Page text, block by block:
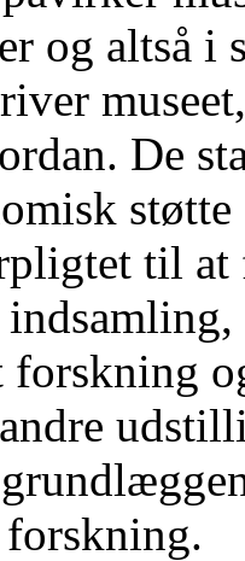
og altså i
De
til
forskning